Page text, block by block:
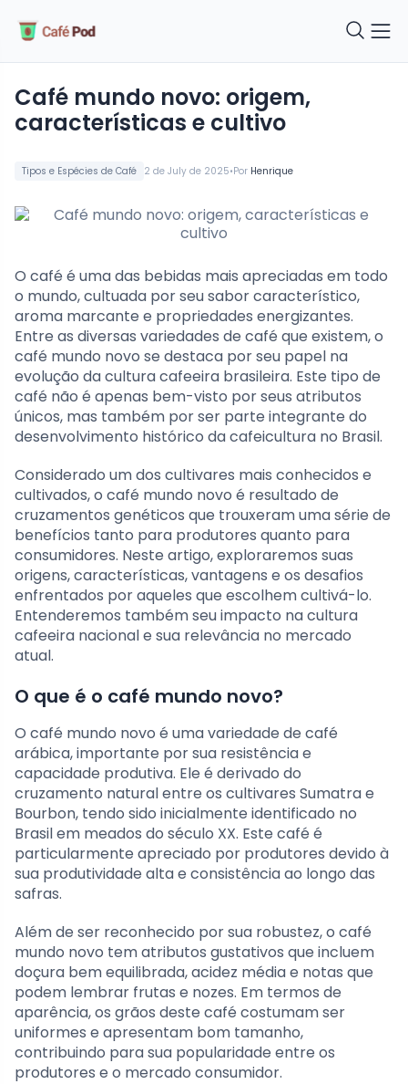
Tipos e Espécies de Café 2 de July de 2025•Por Henrique
Café mundo novo: origem,
características e cultivo
O café é uma das bebidas mais apreciadas em todo
o mundo, cultuada por seu sabor característico,
aroma marcante e propriedades energizantes.
Entre as diversas variedades de café que existem, o
café mundo novo se destaca por seu papel na
evolução da cultura cafeeira brasileira. Este tipo de
café não é apenas bem-visto por seus atributos
únicos, mas também por ser parte integrante do
desenvolvimento histórico da cafeicultura no Brasil.
Considerado um dos cultivares mais conhecidos e
cultivados, o café mundo novo é resultado de
cruzamentos genéticos que trouxeram uma série de
benefícios tanto para produtores quanto para
consumidores. Neste artigo, exploraremos suas
origens, características, vantagens e os desafios
enfrentados por aqueles que escolhem cultivá-lo.
Entenderemos também seu impacto na cultura
cafeeira nacional e sua relevância no mercado
atual.
O que é o café mundo novo?
O café mundo novo é uma variedade de café
arábica, importante por sua resistência e
capacidade produtiva. Ele é derivado do
cruzamento natural entre os cultivares Sumatra e
Bourbon, tendo sido inicialmente identificado no
Brasil em meados do século XX. Este café é
particularmente apreciado por produtores devido à
sua produtividade alta e consistência ao longo das
safras.
Além de ser reconhecido por sua robustez, o café
mundo novo tem atributos gustativos que incluem
doçura bem equilibrada, acidez média e notas que
podem lembrar frutas e nozes. Em termos de
aparência, os grãos deste café costumam ser
uniformes e apresentam bom tamanho,
contribuindo para sua popularidade entre os
produtores e o mercado consumidor.